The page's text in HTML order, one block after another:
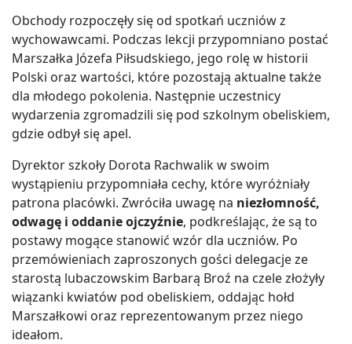
Obchody rozpoczęły się od spotkań uczniów z
wychowawcami. Podczas lekcji przypomniano postać
Marszałka Józefa Piłsudskiego, jego rolę w historii
Polski oraz wartości, które pozostają aktualne także
dla młodego pokolenia. Następnie uczestnicy
wydarzenia zgromadzili się pod szkolnym obeliskiem,
gdzie odbył się apel.
Dyrektor szkoły Dorota Rachwalik w swoim
wystąpieniu przypomniała cechy, które wyróżniały
patrona placówki. Zwróciła uwagę na niezłomność,
odwagę i oddanie ojczyźnie, podkreślając, że są to
postawy mogące stanowić wzór dla uczniów. Po
przemówieniach zaproszonych gości delegacje ze
starostą lubaczowskim Barbarą Broź na czele złożyły
wiązanki kwiatów pod obeliskiem, oddając hołd
Marszałkowi oraz reprezentowanym przez niego
ideałom.